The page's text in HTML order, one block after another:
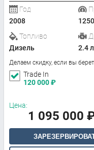
Год
2008
Топливо
Дизель
2.4
Делаем скидку, если вы
Trade In
120 000₽
Цена:
1 095 000